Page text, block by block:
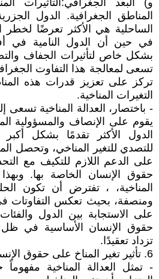
‌و) البعد الجغرافي:التأثيرات
المناطق الجغرافية. الدول
الساحلية هي الأكثر تعرضًا لخطر
في حين أن الدول النامية في
بشكل خاص لتأثيرات الجفاف
تسعى لمعالجة هذا التفاوت
تركز على تعزيز قدرات هذه
التغيرات المناخية.
- باختصار، العدالة المناخية تسعى
يقوم على الإنصاف والمسؤولية
الدول الأكثر تقدمًا بشكل أكبر
للتصدي للتغير المناخي، وتحصل
على الدعم اللازم للتكيف مع
حقوق الإنسان الخاصة بها.
المناخية، ، تفترض أن تكون
ومنصفة، بحيث تعكس التفاوتات
على الاستجابة بين الدول
حقوق الإنسان الأساسية في ظل
تزداد تعقيدًا.
6. تأثير تغير المناخ على حقوق الإنسان:
- تمثل العدالة المناخية